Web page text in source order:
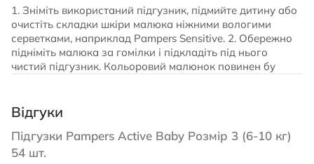
1. Зніміть використаний підгузник, підмийте дитину або
очистіть складки шкіри малюка ніжними вологими
серветками, наприклад Pampers Sensitive. 2. Обережно
підніміть малюка за гомілки і підкладіть під нього
чистий підгузник. Кольоровий малюнок повинен бу
Відгуки
Підгузки Pampers Active Baby Розмір 3 (6-10 кг)
54 шт.